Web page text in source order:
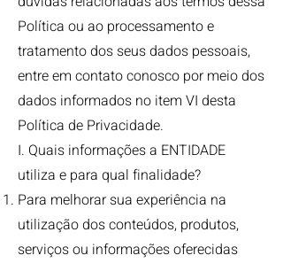
Política ou ao processamento e
tratamento dos seus dados pessoais,
entre em contato conosco por meio dos
dados informados no item VI desta
Política de Privacidade.
I. Quais informações a ENTIDADE
utiliza e para qual finalidade?
Para melhorar sua experiência na
utilização dos conteúdos, produtos,
serviços ou informações oferecidas